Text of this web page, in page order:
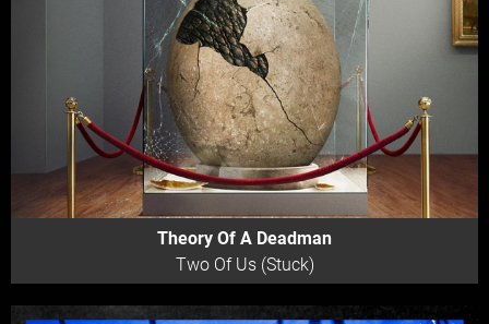
Theory Of A Deadman
Two Of Us (Stuck)